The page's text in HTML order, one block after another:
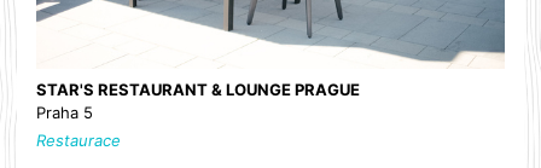
STAR'S RESTAURANT & LOUNGE PRAGUE
Praha 5
Restaurace